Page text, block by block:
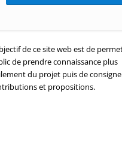
de ce site web est de
de prendre connaissance plus
du projet puis de
et propositions.